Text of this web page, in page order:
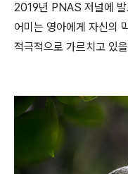
2019년 PNAS 저널에 발
어미는 영아에게 자신의
적극적으로 가르치고 있